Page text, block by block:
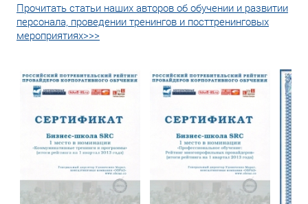
Прочитать статьи наших авторов об обучении и развитии
персонала, проведении тренингов и посттренинговых
мероприятиях>>>